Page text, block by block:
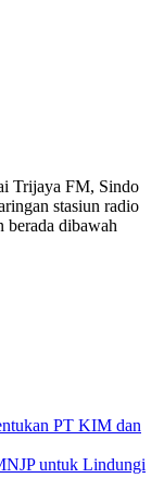
Trijaya FM, Sindo
stasiun radio
berada dibawah
PT KIM dan
untuk Lindungi